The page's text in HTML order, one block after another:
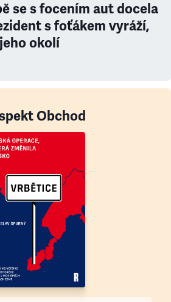
se s focením aut docela
s foťákem vyráží,
okolí
Obchod